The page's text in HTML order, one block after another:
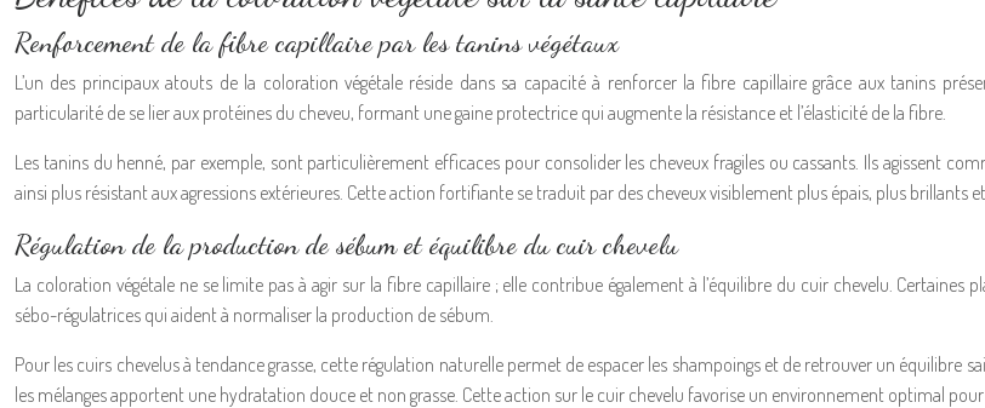
Renforcement de la fibre capillaire par les tanins végétaux
L’un des principaux atouts de la coloration végétale réside dans sa capacité à renforcer la fibre capillaire grâce aux tanins
particularité de se lier aux protéines du cheveu, formant une gaine protectrice qui augmente la résistance et l’élasticité de la fibre.
Les tanins du henné, par exemple, sont particulièrement efficaces pour consolider les cheveux fragiles ou cassants. Ils agissent
ainsi plus résistant aux agressions extérieures. Cette action fortifiante se traduit par des cheveux visiblement plus épais, plus brillants
Régulation de la production de sébum et équilibre du cuir chevelu
La coloration végétale ne se limite pas à agir sur la fibre capillaire ; elle contribue également à l’équilibre du cuir chevelu.
sébo-régulatrices qui aident à normaliser la production de sébum.
Pour les cuirs chevelus à tendance grasse, cette régulation naturelle permet de espacer les shampoings et de retrouver un équilibre
les mélanges apportent une hydratation douce et non grasse. Cette action sur le cuir chevelu favorise un environnement optimal